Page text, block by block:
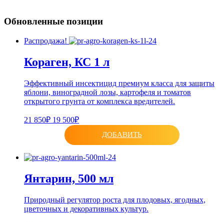
Обновленные позиции
Распродажа!
Кораген, КС 1 л
Эффективный инсектицид премиум класса для защиты
яблони, виноградной лозы, картофеля и томатов
открытого грунта от комплекса вредителей.
21 850₽ 19 500₽
ДОБАВИТЬ
Янтарин, 500 мл
Природный регулятор роста для плодовых, ягодных,
цветочных и декоративных культур.